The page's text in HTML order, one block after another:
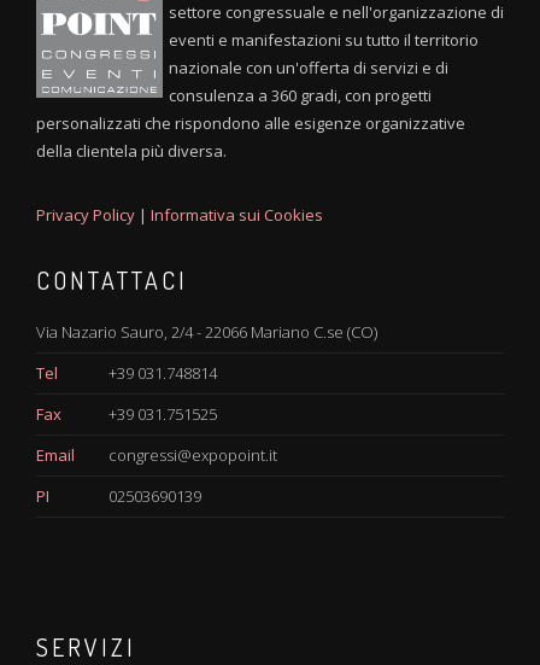
settore congressuale e nell'organizzazione di
eventi e manifestazioni su tutto il territorio
nazionale con un'offerta di servizi e di
consulenza a 360 gradi, con progetti
personalizzati che rispondono alle esigenze organizzative
della clientela più diversa.
Privacy Policy | Informativa sui Cookies
CONTATTACI
Via Nazario Sauro, 2/4 - 22066 Mariano C.se (CO)
Tel
+39 031.748814
Fax
+39 031.751525
Email
congressi@expopoint.it
PI
02503690139
SERVIZI